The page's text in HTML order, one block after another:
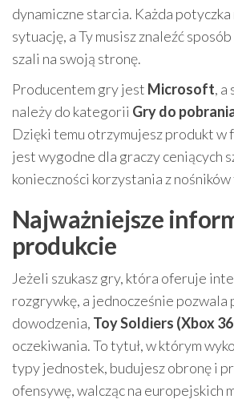
dynamiczne starcia. Każda
sytuację, a Ty musisz znaleźć
szali na swoją stronę.
Producentem gry jest Microsoft, a
należy do kategorii Gry do
Dzięki temu otrzymujesz produkt w
jest wygodne dla graczy ceniących
konieczności korzystania z nośników
Najważniejsze
produkcie
Jeżeli szukasz gry, która oferuje
rozgrywkę, a jednocześnie pozwala
dowodzenia, Toy Soldiers (Xbox
oczekiwania. To tytuł, w którym
typy jednostek, budujesz obronę i
ofensywę, walcząc na europejskich